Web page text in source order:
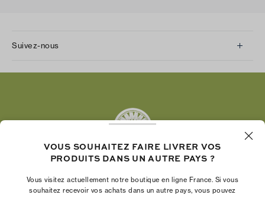
Suivez-nous
Pinterest
La Fondation Tory Burch renforce le pouvoir
VOUS SOUHAITEZ FAIRE LIVRER VOS
PRODUITS DANS UN AUTRE PAYS ?
Vous visitez actuellement notre boutique en ligne France. Si vous
souhaitez recevoir vos achats dans un autre pays, vous pouvez